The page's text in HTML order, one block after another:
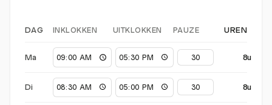
DAG INKLOKKEN UITKLOKKEN PAUZE UREN
Ma 8u
Di 8u